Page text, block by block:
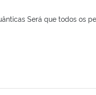
Será que todos os